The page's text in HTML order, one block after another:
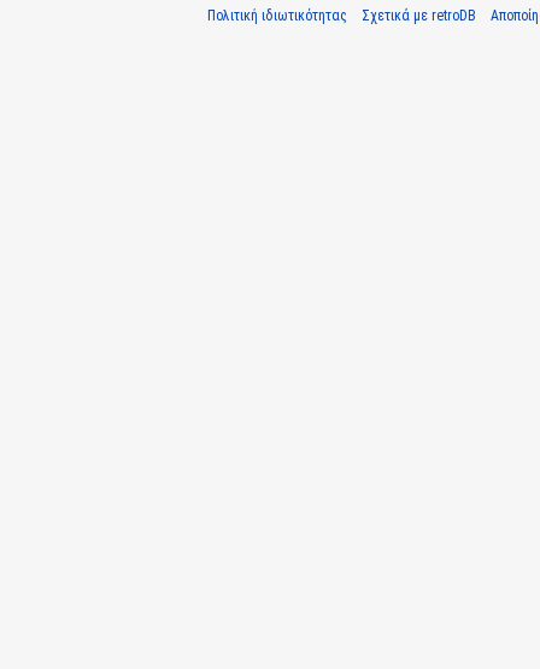
Πολιτική ιδιωτικότητας Σχετικά με retroDB